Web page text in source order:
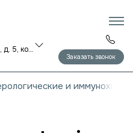
Санкт-Петербург ул. Манчестерская, д. 5, корп. 1
Заказать звонок
и